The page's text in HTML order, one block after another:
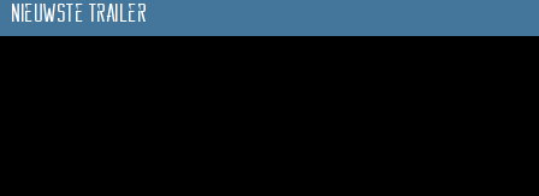
Nieuwste trailer